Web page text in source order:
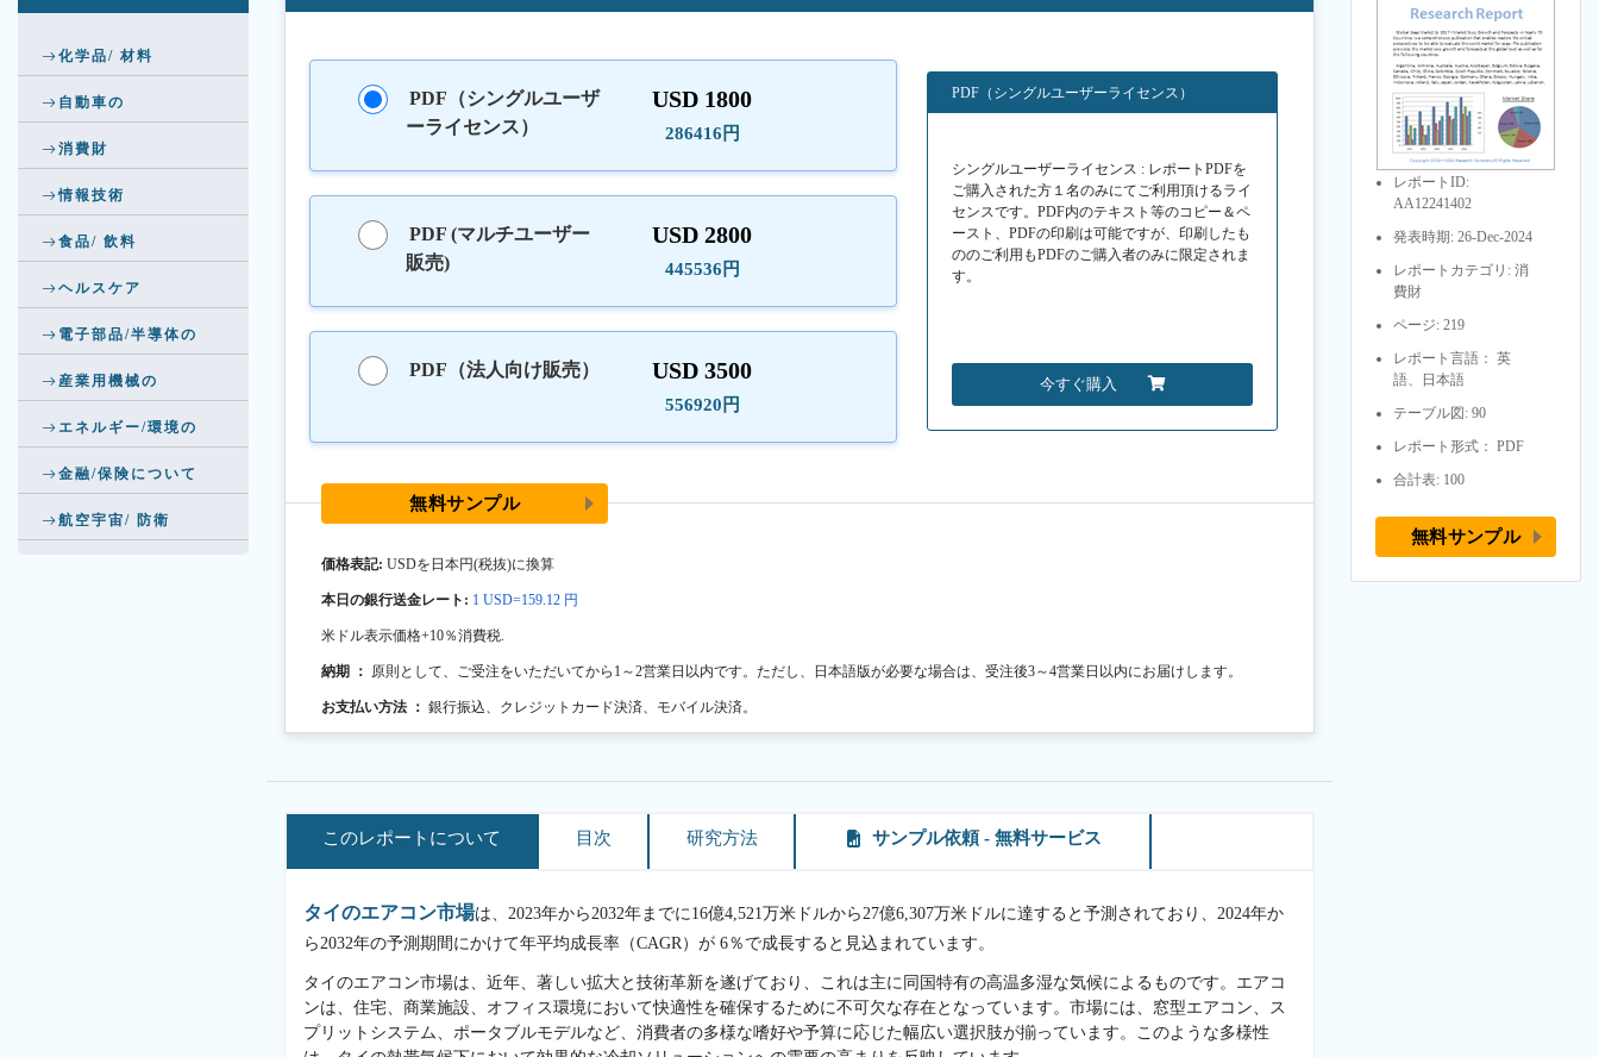
化学品/ 材料
自動車の
消費財
情報技術
食品/ 飲料
ヘルスケア
電子部品/半導体の
産業用機械の
エネルギー/環境の
金融/保険について
航空宇宙/ 防衛
PDF（シングルユーザ
ーライセンス）
USD 1800
286416円
PDF (マルチユーザー
販売)
USD 2800
445536円
PDF（法人向け販売） USD 3500
556920円
PDF（シングルユーザーライセンス）
シングルユーザーライセンス : レポートPDFを
ご購入された方１名のみにてご利用頂けるライ
センスです。PDF内のテキスト等のコピー＆ペ
ースト、PDFの印刷は可能ですが、印刷したも
ののご利用もPDFのご購入者のみに限定されま
す。
今すぐ購入
無料サンプル
価格表記: USDを日本円(税抜)に換算
本日の銀行送金レート: 1 USD=159.12 円
米ドル表示価格+10％消費税.
納期 ： 原則として、ご受注をいただいてから1～2営業日以内です。ただし、日本語版が必要な場合は、受注後3～4営業日以内にお届けします。
お支払い方法 ： 銀行振込、クレジットカード決済、モバイル決済。
このレポートについて 目次 研究方法 サンプル依頼 - 無料サービス
タイのエアコン市場は、2023年から2032年までに16億4,521万米ドルから27億6,307万米ドルに達すると予測されており、2024年か
ら2032年の予測期間にかけて年平均成長率（CAGR）が 6％で成長すると見込まれています。
タイのエアコン市場は、近年、著しい拡大と技術革新を遂げており、これは主に同国特有の高温多湿な気候によるものです。エアコ
ンは、住宅、商業施設、オフィス環境において快適性を確保するために不可欠な存在となっています。市場には、窓型エアコン、ス
プリットシステム、ポータブルモデルなど、消費者の多様な嗜好や予算に応じた幅広い選択肢が揃っています。このような多様性
レポートID:
AA12241402
発表時期: 26-Dec-2024
レポートカテゴリ: 消
費財
ページ: 219
レポート言語： 英
語、日本語
テーブル図: 90
レポート形式： PDF
合計表: 100
無料サンプル